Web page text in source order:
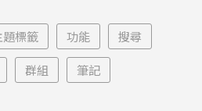
題標籤 功能 搜尋
群組 筆記